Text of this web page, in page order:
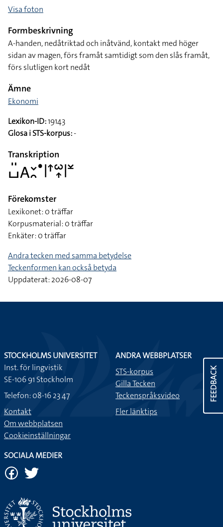
Visa foton
Formbeskrivning
A-handen, nedåtriktad och inåtvänd, kontakt med höger
sidan av magen, förs framåt samtidigt som den slås framåt,
förs slutligen kort nedåt
Ämne
Ekonomi
Lexikon-ID:19143
Glosa i STS-korpus:-
Transkription
􌤖􌤺􌤤􌥖􌥘􌤟􌥼􌦃􌥱􌥾􌥼􌥸
Förekomster
Lexikonet: 0 träffar
Korpusmaterial: 0 träffar
Enkäter: 0 träffar
Andra tecken med samma betydelse
Teckenformen kan också betyda
Uppdaterat: 2026-08-07
FEEDBACK
STOCKHOLMS UNIVERSITET
Inst. för lingvistik
SE-106 91 Stockholm
Telefon: 08-16 23 47
Kontakt
Om webbplatsen
Cookieinställningar
ANDRA WEBBPLATSER
STS-korpus
Gilla Tecken
Teckenspråksvideo
Fler länktips
SOCIALA MEDIER